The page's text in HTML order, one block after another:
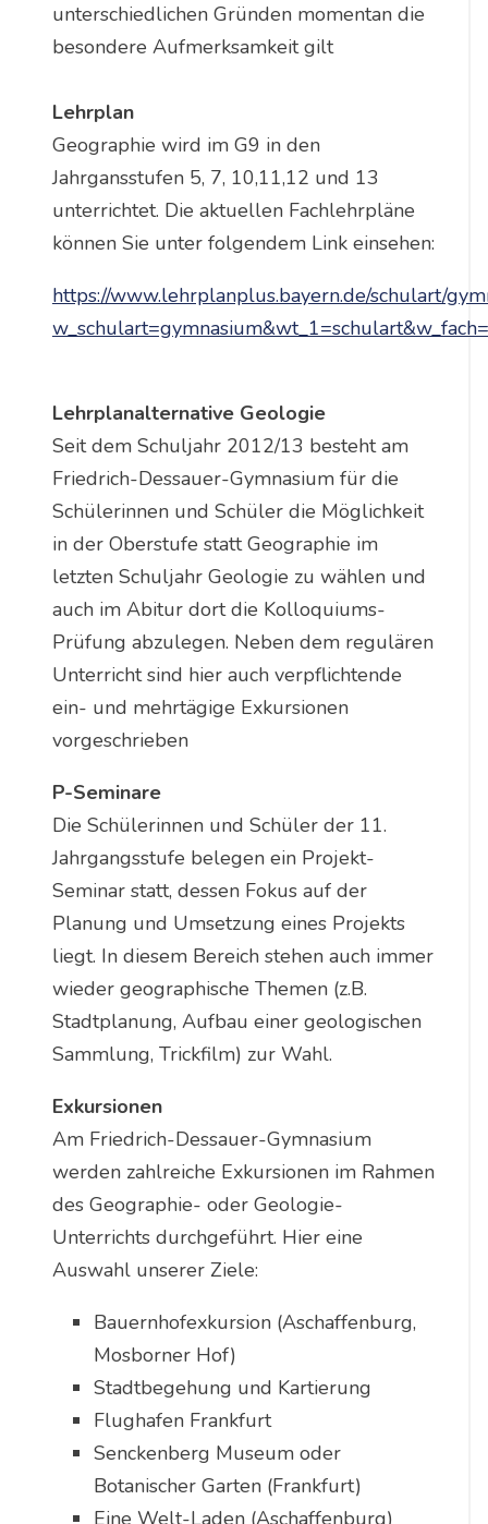
unterschiedlichen Gründen momentan die
besondere Aufmerksamkeit gilt
Lehrplan
Geographie wird im G9 in den
Jahrgansstufen 5, 7, 10,11,12 und 13
unterrichtet. Die aktuellen Fachlehrpläne
können Sie unter folgendem Link einsehen:
https://www.lehrplanplus.bayern.de/schulart/
Lehrplanalternative Geologie
Seit dem Schuljahr 2012/13 besteht am
Friedrich-Dessauer-Gymnasium für die
Schülerinnen und Schüler die Möglichkeit
in der Oberstufe statt Geographie im
letzten Schuljahr Geologie zu wählen und
auch im Abitur dort die Kolloquiums-
Prüfung abzulegen. Neben dem regulären
Unterricht sind hier auch verpflichtende
ein- und mehrtägige Exkursionen
vorgeschrieben
P-Seminare
Die Schülerinnen und Schüler der 11.
Jahrgangsstufe belegen ein Projekt-
Seminar statt, dessen Fokus auf der
Planung und Umsetzung eines Projekts
liegt. In diesem Bereich stehen auch immer
wieder geographische Themen (z.B.
Stadtplanung, Aufbau einer geologischen
Sammlung, Trickfilm) zur Wahl.
Exkursionen
Am Friedrich-Dessauer-Gymnasium
werden zahlreiche Exkursionen im Rahmen
des Geographie- oder Geologie-
Unterrichts durchgeführt. Hier eine
Auswahl unserer Ziele:
Bauernhofexkursion (Aschaffenburg,
Mosborner Hof)
Stadtbegehung und Kartierung
Flughafen Frankfurt
Senckenberg Museum oder
Botanischer Garten (Frankfurt)